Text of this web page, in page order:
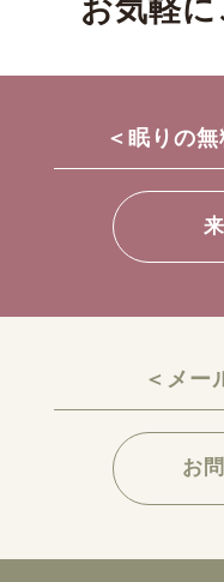
お気軽
＜眠りの
＜メー
お